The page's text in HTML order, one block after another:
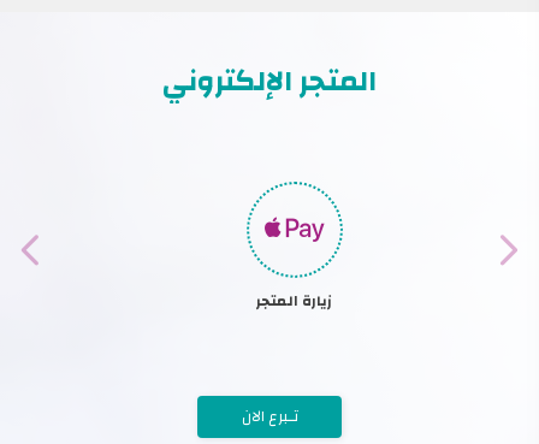
المتجر الإلكتروني
زيارة المتجر
تـبرع الان